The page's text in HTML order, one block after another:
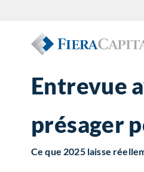
Entrevue
présager
Ce que 2025 laisse